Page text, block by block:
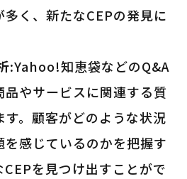
く、新たなCEPの発見に
:Yahoo!知恵袋などのQ&A
やサービスに関連する質
。顧客がどのような状況
感じているのかを把握す
を見つけ出すことがで